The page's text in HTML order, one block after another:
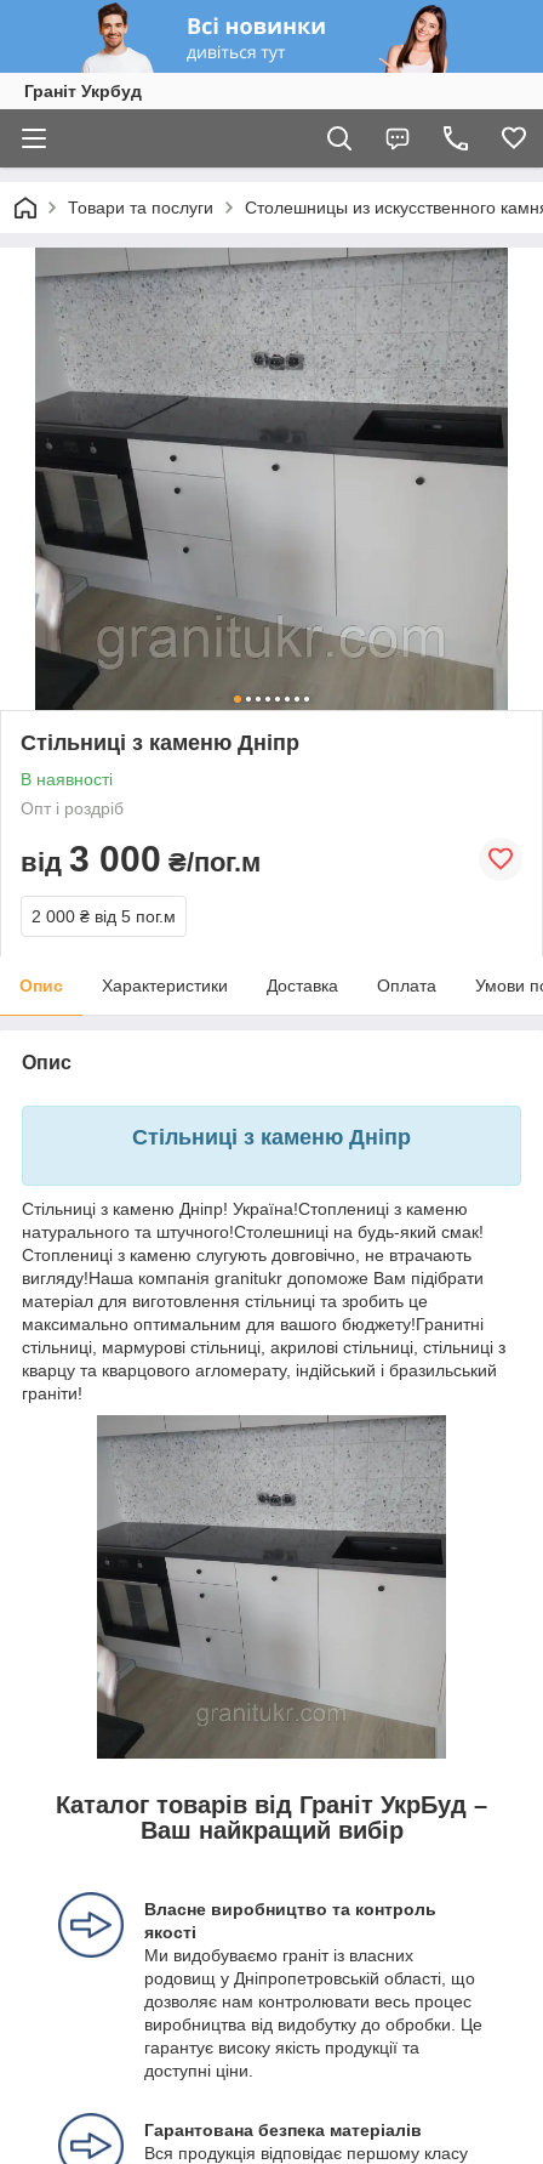
Граніт Укрбуд
Товари та послуги Столешницы из искусственного
Стільниці з каменю Дніпр
В наявності
Опт і роздріб
від 3 000 ₴/пог.м
2 000 ₴ від 5 пог.м
Опис Характеристики Доставка Оплата Умови
Опис
Стільниці з каменю Дніпр
Стільниці з каменю Дніпр! Україна!Стоплениці з каменю
натурального та штучного!Столешниці на будь-який смак!
Стоплениці з каменю слугують довговічно, не втрачають
вигляду!Наша компанія granitukr допоможе Вам підібрати
матеріал для виготовлення стільниці та зробить це
максимально оптимальним для вашого бюджету!Гранитні
стільниці, мармурові стільниці, акрилові стільниці, стільниці з
кварцу та кварцового агломерату, індійський і бразильський
граніти!
Каталог товарів від Граніт УкрБуд –
Ваш найкращий вибір
Власне виробництво та контроль
якості
Ми видобуваємо граніт із власних
родовищ у Дніпропетровській області, що
дозволяє нам контролювати весь процес
виробництва від видобутку до обробки. Це
гарантує високу якість продукції та
доступні ціни.
Гарантована безпека матеріалів
Вся продукція відповідає першому класу